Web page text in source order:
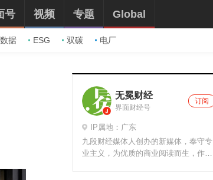
数据 ESG 双碳 电厂
号 视频 专题 Global
无冕财经
界面财经号
订阅
IP属地：广东
九段财经媒体人创办的新媒体，奉守专
业主义，为优质的商业阅读而生，作者